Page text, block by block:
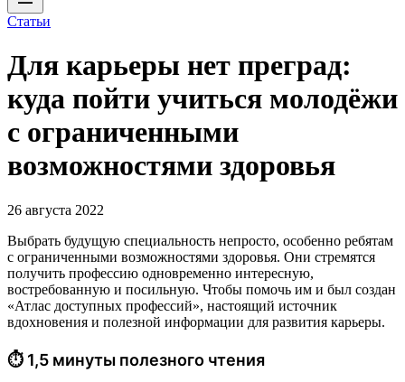
Статьи
Для карьеры нет преград:
куда пойти учиться молодёжи
с ограниченными
возможностями здоровья
26 августа 2022
Выбрать будущую специальность непросто, особенно ребятам
с ограниченными возможностями здоровья. Они стремятся
получить профессию одновременно интересную,
востребованную и посильную. Чтобы помочь им и был создан
«Атлас доступных профессий», настоящий источник
вдохновения и полезной информации для развития карьеры.
⏱ 1,5 минуты полезного чтения